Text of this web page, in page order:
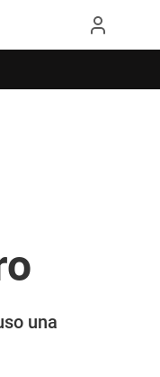
una